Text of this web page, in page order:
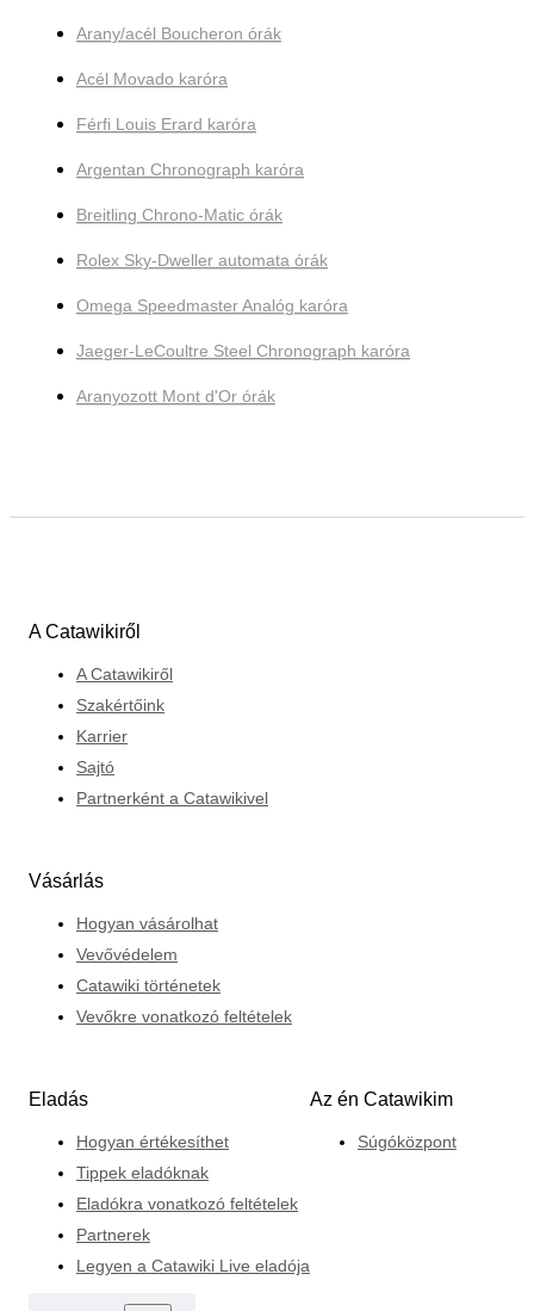
Arany/acél Boucheron órák
Acél Movado karóra
Férfi Louis Erard karóra
Argentan Chronograph karóra
Breitling Chrono-Matic órák
Rolex Sky-Dweller automata órák
Omega Speedmaster Analóg karóra
Jaeger-LeCoultre Steel Chronograph karóra
Aranyozott Mont d'Or órák
A Catawikiről
A Catawikiről
Szakértőink
Karrier
Sajtó
Partnerként a Catawikivel
Vásárlás
Hogyan vásárolhat
Vevővédelem
Catawiki történetek
Vevőkre vonatkozó feltételek
Eladás
Hogyan értékesíthet
Tippek eladóknak
Eladókra vonatkozó feltételek
Partnerek
Legyen a Catawiki Live eladója
Az én Catawikim
Súgóközpont